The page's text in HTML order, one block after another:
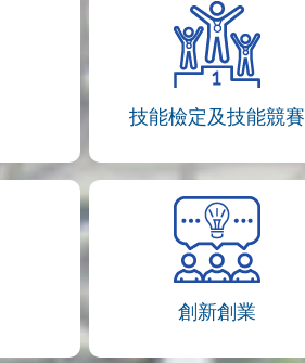
技能檢定及技能競賽
創新創業